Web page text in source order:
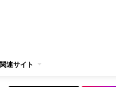
関連サイト